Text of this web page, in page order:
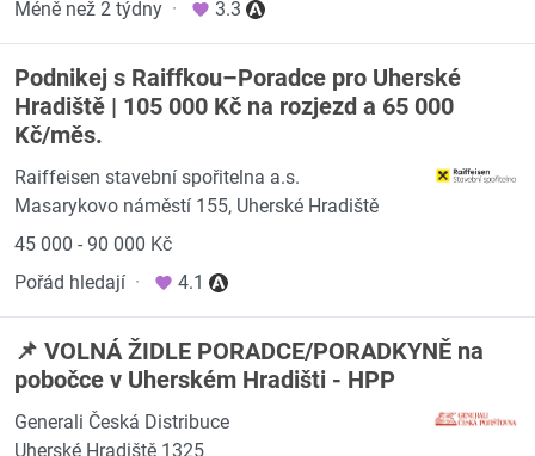
Méně než 2 týdny · 3.3
Podnikej s Raiffkou–Poradce pro Uherské
Hradiště | 105 000 Kč na rozjezd a 65 000
Kč/měs.
Raiffeisen stavební spořitelna a.s.
Masarykovo náměstí 155, Uherské Hradiště
45 000 - 90 000 Kč
Pořád hledají · 4.1
📌 VOLNÁ ŽIDLE PORADCE/PORADKYNĚ na
pobočce v Uherském Hradišti - HPP
Generali Česká Distribuce
Uherské Hradiště 1325